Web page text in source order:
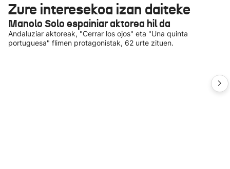
Zure interesekoa izan daiteke
Manolo Solo espainiar aktorea hil da
Andaluziar aktoreak, "Cerrar los ojos" eta "Una quinta
portuguesa" flimen protagonistak, 62 urte zituen.